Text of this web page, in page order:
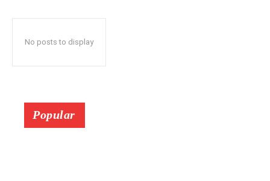
No posts to display
Popular